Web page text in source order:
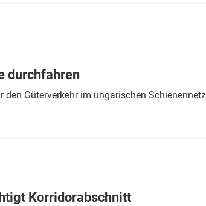
durchfahren
Güterverkehr im ungarischen
Korridorabschnitt